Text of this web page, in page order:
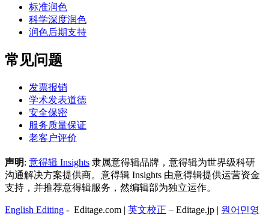
标准润色
科学深度润色
润色后期支持
常见问题
发票报销
学术发表道德
安全保密
服务质量保证
老客户评价
声明: 意得辑 Insights 隶属意得辑品牌，意得辑为世界级科研
沟通解决方案提供商。意得辑 Insights 由意得辑提供运营资金
支持，并推荐意得辑服务，然编辑部为独立运作。
English Editing - Editage.com | 英文校正 – Editage.jp | 원어민영